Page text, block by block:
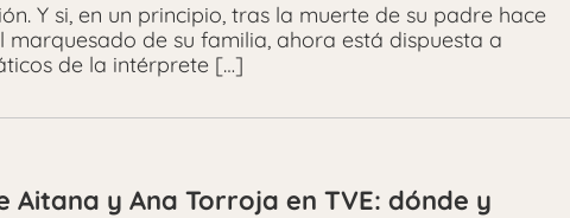
Y si, en un principio, tras la muerte de su padre hace
marquesado de su familia, ahora está dispuesta a
de la intérprete […]
Aitana y Ana Torroja en TVE: dónde y